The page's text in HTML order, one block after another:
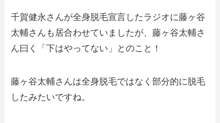
千賀健永さんが全身脱毛宣言したラジオに藤ヶ谷
太輔さんも居合わせていましたが、藤ヶ谷太輔さ
ん曰く「下はやってない」とのこと！
藤ヶ谷太輔さんは全身脱毛ではなく部分的に脱毛
したみたいですね。